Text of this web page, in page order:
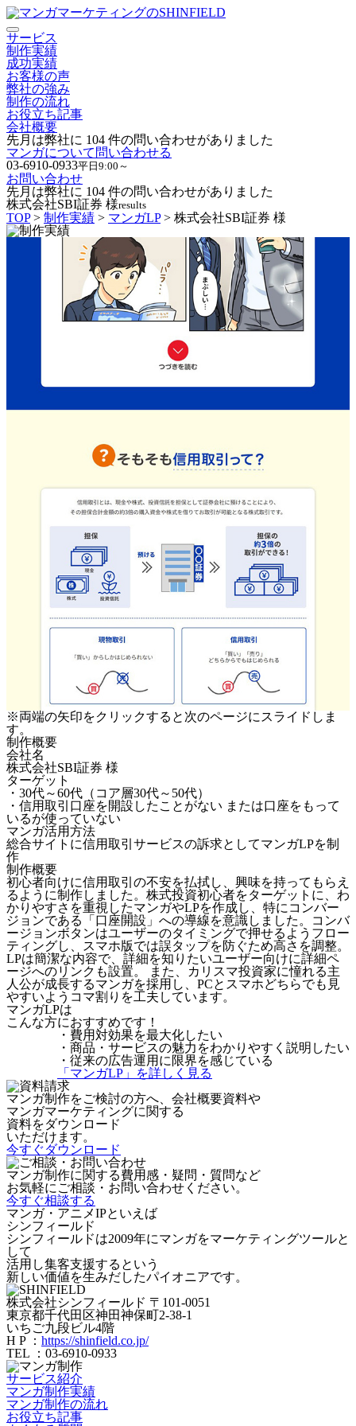
サービス
制作実績
成功実績
お客様の声
弊社の強み
制作の流れ
お役立ち記事
会社概要
先月は弊社に 104 件の問い合わせがありました
マンガについて問い合わせる
03-6910-0933平日9:00～
お問い合わせ
先月は弊社に 104 件の問い合わせがありました
株式会社SBI証券 様results
TOP> 制作実績 > マンガLP> 株式会社SBI証券 様
※両端の矢印をクリックすると次のページにスライドしま
す。
制作概要
会社名
株式会社SBI証券 様
ターゲット
・30代～60代（コア層30代～50代）
・信用取引口座を開設したことがない または口座をもって
いるが使っていない
マンガ活用方法
総合サイトに信用取引サービスの訴求としてマンガLPを制
作
制作概要
初心者向けに信用取引の不安を払拭し、興味を持ってもらえ
るように制作しました。株式投資初心者をターゲットに、わ
かりやすさを重視したマンガやLPを作成し、特にコンバー
ジョンである「口座開設」への導線を意識しました。コンバ
ージョンボタンはユーザーのタイミングで押せるようフロー
ティングし、スマホ版では誤タップを防ぐため高さを調整。
LPは簡潔な内容で、詳細を知りたいユーザー向けに詳細ペ
ージへのリンクも設置。 また、カリスマ投資家に憧れる主
人公が成長するマンガを採用し、PCとスマホどちらでも見
やすいようコマ割りを工夫しています。
マンガLPは
こんな方におすすめです！
・費用対効果を最大化したい
・商品・サービスの魅力をわかりやすく説明したい
・従来の広告運用に限界を感じている
「マンガLP」を詳しく見る
マンガ制作をご検討の方へ、会社概要資料や
マンガマーケティングに関する
資料をダウンロード
いただけます。
今すぐダウンロード
マンガ制作に関する費用感・疑問・質問など
お気軽にご相談・お問い合わせください。
今すぐ相談する
マンガ・アニメIPといえば
シンフィールド
シンフィールドは2009年にマンガをマーケティングツールと
して
活用し集客支援するという
新しい価値を生みだしたパイオニアです。
株式会社シンフィールド 〒101-0051
東京都千代田区神田神保町2-38-1
いちご九段ビル4階
H P ： https://shinfield.co.jp/
TEL ：03-6910-0933
サービス紹介
マンガ制作実績
マンガ制作の流れ
お役立ち記事